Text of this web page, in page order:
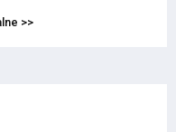
>>